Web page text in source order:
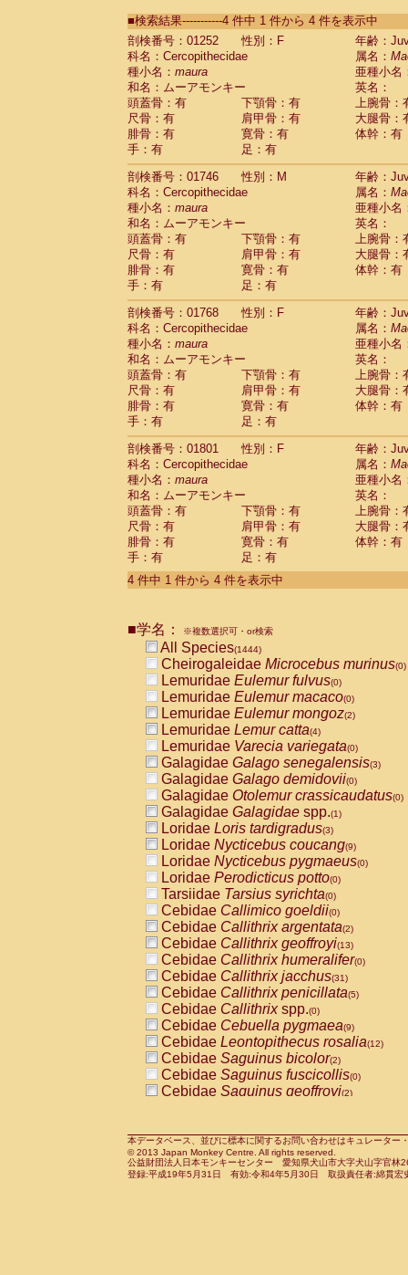
CebidaeSaguinus labiatus(0)
Cebidae Saguinus leucopus (8)
CebidaeSaguinus midas
Cebidae
CebidaeSaguinus nigricollis (37)
Cebidae Saguinus oedipus
Cebidae Saguinus weddelli
Cebidae Saguinusspp.
Cebidae Aotus trivirgatus
Cebidae Cebus albifrons
CebidaeCebus apella
Cebidae
CebidaeCebus nigrivittatus
Cebidae Cebusspp.(0)
Cebidae Saimiri boliviensis
Cebidae Saimiri sciureus
Atelidae Alouatta caraya
AtelidaeAlouatta fusca
AtelidaeAlouatta seniculus
AtelidaeAlouatta
Atelidae Ateles belzebuth
Atelidae Ateles geoffroyi
Atelidae Ateles paniscus
Atelidae Atelesspp.
Atelidae Lagothrix lagothricha
AtelidaeLagothrix lagothricha cana(0)
Pitheciidae
Cacajao calvus
PitheciidaeCallicebus cupreus(2)
Pitheciidae Callicebus donacophilus(0)
PitheciidaeCallicebus moloch(0)
Pitheciidae Callicebus torquatus(0)
Pitheciidae Callicebus
Pitheciidae Chiropotes satanas
Pitheciidae Pithecia monachus
PitheciidaePithecia pithecia
CercopithecidaeCercocebus
Cercopithecidae
CercopithecidaeCercocebus
CercopithecidaeCercocebus
CercopithecidaeCercocebusspp.
CercopithecidaeLophocebus
CercopithecidaePapio anubis
CercopithecidaePapio cynocephalus
CercopithecidaePapio hamadryas
CercopithecidaePapio papio(0)
CercopithecidaePapiospp.(0)
CercopithecidaeMandrillus
CercopithecidaeMandrillus sphinx
CercopithecidaeTheropithecus
CercopithecidaeMacaca arctoides
CercopithecidaeMacaca assamensis
Cercopithecidae Macaca
CercopithecidaeMacaca cyclopis
CercopithecidaeMacaca fascicularis
CercopithecidaeMacaca fuscaca
CercopithecidaeMacaca fuscata
CercopithecidaeMacaca fuscata
CercopithecidaeMacaca maura
CercopithecidaeMacaca mulatta
CercopithecidaeMacaca nemestrina
CercopithecidaeMacaca nigra(1)
CercopithecidaeMacaca radiata
CercopithecidaeMacaca silenus
CercopithecidaeMacaca sinica
CercopithecidaeMacaca tonkeana(0)
CercopithecidaeMacacahybrid(2)
CercopithecidaeMacaca spp.(0)
■検索結果-----------4 件中 1 件から 4 件を表示中
剖検番号：01252
性別：F
年齢：
科名：Cercopithecidae
属名：
種小名： maura
亜種小名
和名：ムーアモンキー
英名：
頭蓋骨：有
下顎骨：有
上腕骨：
尺骨：有
肩甲骨：有
大腿骨：
腓骨：有
寛骨：有
体幹：有
手：有
足：有
剖検番号：01746
性別：M
年齢：
科名：Cercopithecidae
属名：
種小名： maura
亜種小名
和名：ムーアモンキー
英名：
頭蓋骨：有
下顎骨：有
上腕骨：
尺骨：有
肩甲骨：有
大腿骨：
腓骨：有
寛骨：有
体幹：有
手：有
足：有
剖検番号：01768
性別：F
年齢：
科名：Cercopithecidae
属名：
種小名： maura
亜種小名
和名：ムーアモンキー
英名：
頭蓋骨：有
下顎骨：有
上腕骨：
尺骨：有
肩甲骨：有
大腿骨：
腓骨：有
寛骨：有
体幹：有
手：有
足：有
剖検番号：01801
性別：F
年齢：
科名：Cercopithecidae
属名：
種小名： maura
亜種小名
和名：ムーアモンキー
英名：
頭蓋骨：有
下顎骨：有
上腕骨：
尺骨：有
肩甲骨：有
大腿骨：
腓骨：有
寛骨：有
体幹：有
手：有
足：有
4 件中 1 件から 4 件を表示中
■学名： ※複数選択可・or検索
All Species(1444)
Cheirogaleidae Microcebus murinus(0)
Lemuridae Eulemur fulvus(0)
Lemuridae Eulemur macaco(0)
Lemuridae Eulemur mongoz(2)
Lemuridae Lemur catta(4)
Lemuridae Varecia variegata(0)
Galagidae Galago senegalensis(3)
Galagidae Galago demidovii(0)
Galagidae Otolemur crassicaudatus(0)
Galagidae Galagidae spp.(1)
Loridae Loris tardigradus(3)
Loridae Nycticebus coucang(9)
Loridae Nycticebus pygmaeus(0)
Loridae Perodicticus potto(0)
Tarsiidae Tarsius syrichta(0)
Cebidae Callimico goeldii(0)
Cebidae Callithrix argentata(2)
Cebidae Callithrix geoffroyi(13)
Cebidae Callithrix humeralifer(0)
Cebidae Callithrix jacchus(31)
Cebidae Callithrix penicillata(5)
Cebidae Callithrixspp.(0)
Cebidae Cebuella pygmaea(9)
Cebidae Leontopithecus rosalia(12)
Cebidae Saguinus bicolor(2)
Cebidae Saguinus fuscicollis(0)
Cebidae Saguinus geoffroyi(2)
CebidaeSaguinus leucopus(8)
CebidaeSaguinus midas(0)
Cebidae Saguinus mystax(4)
本データベース、並びに標本に関するお問い合わせはキュレータ
© 2013 Japan Monkey Centre. All rights reserved.
公益財団法人日本モンキーセンター 愛知県犬山市大字犬山字官
登録:平成19年5月31日 有効:令和4年5月30日 取扱責任者:綿貫宏